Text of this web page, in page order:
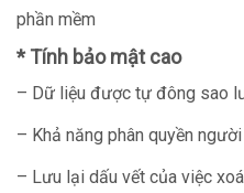
phần mềm
* Tính bảo mật cao
– Dữ liệu được tự đông sao
– Khả năng phân quyền
– Lưu lại dấu vết của việc